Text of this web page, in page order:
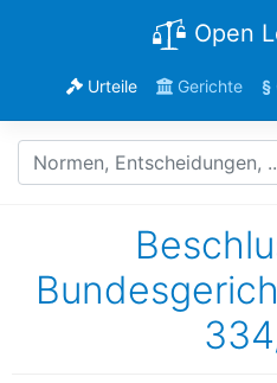
Open
Urteile Gerichte §